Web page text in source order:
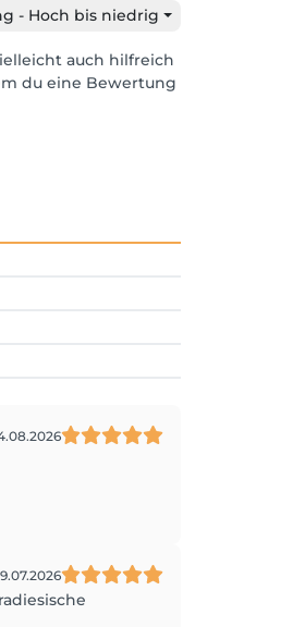
- Hoch bis niedrig
auch hilfreich
du eine Bewertung